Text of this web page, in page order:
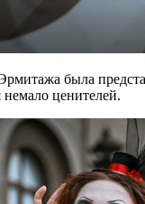
была
ценителей.